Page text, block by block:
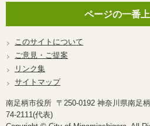
ページの一番
このサイトについて
ご意見・ご提案
リンク集
サイトマップ
南足柄市役所 〒250-0192 神奈川県南足
74-2111(代表)